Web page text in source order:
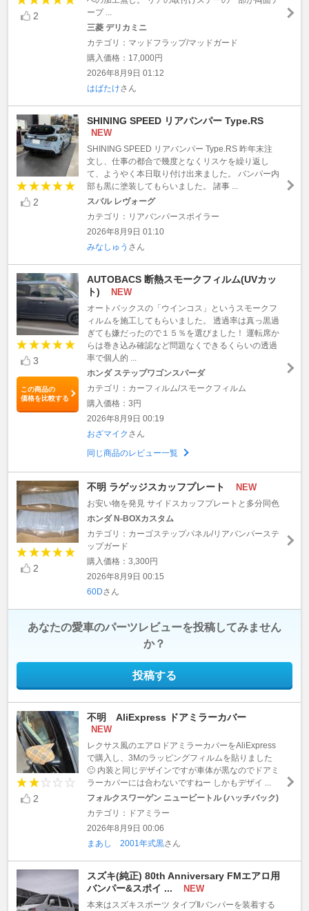
2
ープ ...
三菱 デリカミニ
カテゴリ：マッドフラップ/マッドガード
購入価格：17,000円
2026年8月9日 01:12
はばたけさん
2
SHINING SPEED リアバンパー Type.RS
NEW
SHINING SPEED リアバンパー Type.RS 昨年末注
文し、仕事の都合で幾度となくリスケを繰り返し
て、ようやく本日取り付け出来ました。 バンパー内
部も黒に塗装してもらいました。 諸事 ...
スバル レヴォーグ
カテゴリ：リアバンパースポイラー
2026年8月9日 01:10
みなしゅう さん
3
この商品の
価格を比較する
AUTOBACS 断熱スモークフィルム(UVカッ
ト)
NEW
オートバックスの「ウインコス」というスモークフ
ィルムを施工してもらいました。 透過率は真っ黒過
ぎても嫌だったので１５％を選びました！ 運転席か
らは巻き込み確認など問題なくできるくらいの透過
率で個人的 ...
ホンダ ステップワゴンスパーダ
カテゴリ：カーフィルム/スモークフィルム
購入価格：3円
2026年8月9日 00:19
おざマイク さん
同じ商品のレビュー一覧
2
不明 ラゲッジスカッフプレート NEW
お安い物を発見 サイドスカッフプレートと多分同色
ホンダ N-BOXカスタム
カテゴリ：カーゴステップパネル/リアバンパーステ
ップガード
購入価格：3,300円
2026年8月9日 00:15
60Dさん
あなたの愛車のパーツレビューを投稿してみません
か？
投稿する
2
不明 AliExpress ドアミラーカバー
NEW
レクサス風のエアロドアミラーカバーをAliExpress
で購入し、3Mのラッピングフィルムを貼りました
🙂 内装と同じデザインですが車体が黒なのでドアミ
ラーカバーには合わないですねー しかもデザイ ...
フォルクスワーゲン ニュービートル (ハッチバック)
カテゴリ：ドアミラー
2026年8月9日 00:06
まあし 2001年式黒さん
スズキ(純正) 80th Anniversary FMエアロ用
バンパー&スポイ ...
NEW
本来はスズキスポーツ タイプⅡバンパーを装着する